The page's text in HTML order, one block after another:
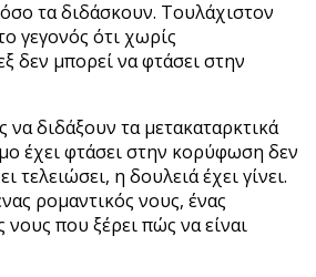
τα διδάσκουν. Τουλάχιστον
γεγονός ότι χωρίς
δεν μπορεί να φτάσει στην
διδάξουν τα μετακαταρκτικά
έχει φτάσει στην κορύφωση δεν
τελειώσει, η δουλειά έχει γίνει.
ρομαντικός νους, ένας
νους που ξέρει πώς να είναι